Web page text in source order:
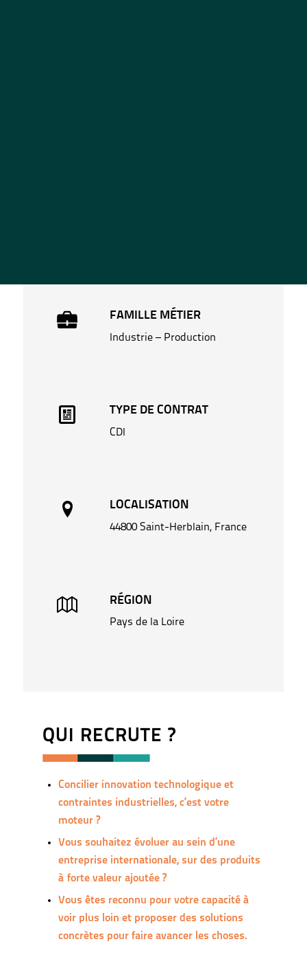
FAMILLE MÉTIER
Industrie – Production
TYPE DE CONTRAT
CDI
LOCALISATION
44800 Saint-Herblain, France
RÉGION
Pays de la Loire
QUI RECRUTE ?
Concilier innovation technologique et
contraintes industrielles, c’est votre
moteur ?
Vous souhaitez évoluer au sein d’une
entreprise internationale, sur des produits
à forte valeur ajoutée ?
Vous êtes reconnu pour votre capacité à
voir plus loin et proposer des solutions
concrètes pour faire avancer les choses.